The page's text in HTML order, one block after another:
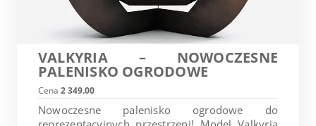
VALKYRIA – NOWOCZESNE
PALENISKO OGRODOWE
Cena 2 349.00
Nowoczesne palenisko ogrodowe do